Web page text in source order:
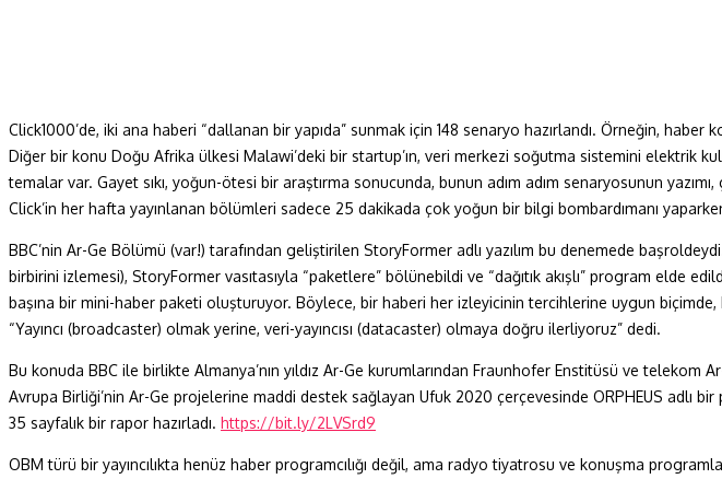
Click1000’de, iki ana haberi “dallanan bir yapıda” sunmak için 148 senaryo hazırlandı. Örneğin,
Diğer bir konu Doğu Afrika ülkesi Malawi’deki bir startup’ın, veri merkezi soğutma sistemini
temalar var. Gayet sıkı, yoğun-ötesi bir araştırma sonucunda, bunun adım adım senaryosunun
Click’in her hafta yayınlanan bölümleri sadece 25 dakikada çok yoğun bir bilgi bombardımanı
BBC’nin Ar-Ge Bölümü (var!) tarafından geliştirilen StoryFormer adlı yazılım bu denemede
birbirini izlemesi), StoryFormer vasıtasıyla “paketlere” bölünebildi ve “dağıtık akışlı” program elde
başına bir mini-haber paketi oluşturuyor. Böylece, bir haberi her izleyicinin tercihlerine uygun
“Yayıncı (broadcaster) olmak yerine, veri-yayıncısı (datacaster) olmaya doğru ilerliyoruz” dedi.
Bu konuda BBC ile birlikte Almanya’nın yıldız Ar-Ge kurumlarından Fraunhofer Enstitüsü ve telekom
Avrupa Birliği’nin Ar-Ge projelerine maddi destek sağlayan Ufuk 2020 çerçevesinde ORPHEUS adlı bir
35 sayfalık bir rapor hazırladı. https://bit.ly/2LVSrd9
OBM türü bir yayıncılıkta henüz haber programcılığı değil, ama radyo tiyatrosu ve konuşma